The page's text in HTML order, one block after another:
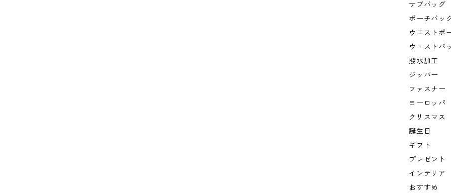
サブバッグ
ポーチバッ
ウエストポ
ウエストバ
撥水加工
ジッパー
ファスナー
ヨーロッパ
クリスマス
誕生日
ギフト
プレゼント
インテリア
おすすめ